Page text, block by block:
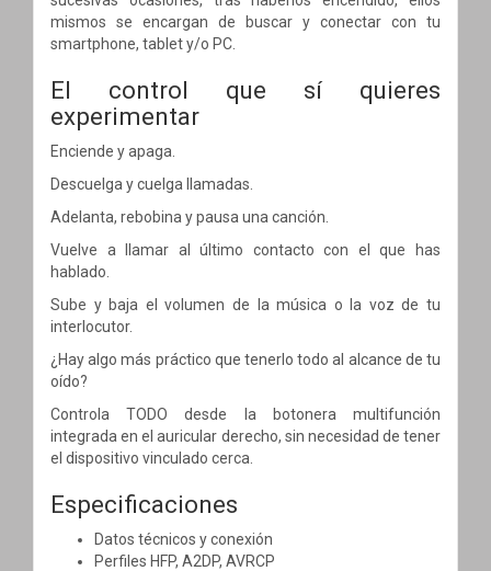
mismos se encargan de buscar y conectar con tu
smartphone, tablet y/o PC.
El control que sí quieres
experimentar
Enciende y apaga.
Descuelga y cuelga llamadas.
Adelanta, rebobina y pausa una canción.
Vuelve a llamar al último contacto con el que has
hablado.
Sube y baja el volumen de la música o la voz de tu
interlocutor.
¿Hay algo más práctico que tenerlo todo al alcance de tu
oído?
Controla TODO desde la botonera multifunción
integrada en el auricular derecho, sin necesidad de tener
el dispositivo vinculado cerca.
Especificaciones
Datos técnicos y conexión
Perfiles HFP, A2DP, AVRCP